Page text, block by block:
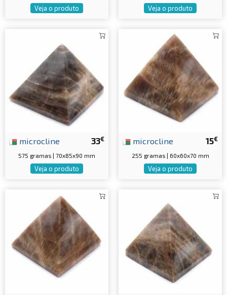
Veja o produto Veja o produto
33€
microcline
575 gramas | 70x85x90 mm
Veja o produto
15€
microcline
255 gramas | 60x60x70 mm
Veja o produto